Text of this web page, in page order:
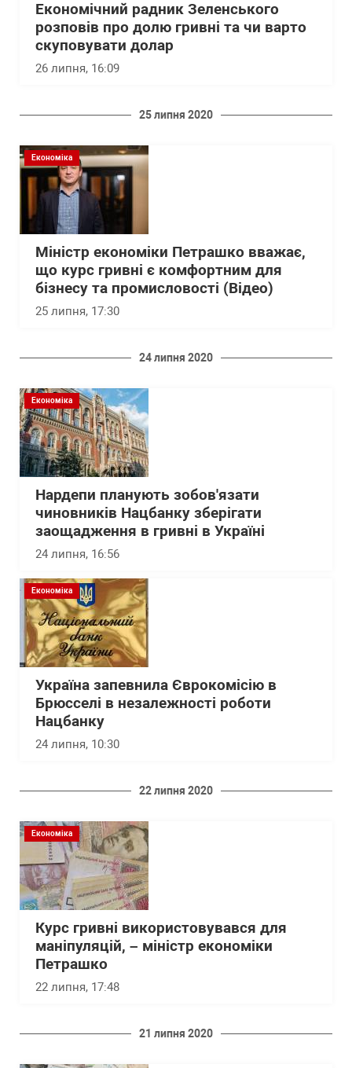
Економічний радник Зеленського
розповів про долю гривні та чи варто
скуповувати долар
26 липня, 16:09
25 липня 2020
Економіка
Міністр економіки Петрашко вважає,
що курс гривні є комфортним для
бізнесу та промисловості (Відео)
25 липня, 17:30
24 липня 2020
Економіка
Нардепи планують зобов'язати
чиновників Нацбанку зберігати
заощадження в гривні в Україні
24 липня, 16:56
Економіка
Україна запевнила Єврокомісію в
Брюсселі в незалежності роботи
Нацбанку
24 липня, 10:30
22 липня 2020
Економіка
Курс гривні використовувався для
маніпуляцій, – міністр економіки
Петрашко
22 липня, 17:48
21 липня 2020